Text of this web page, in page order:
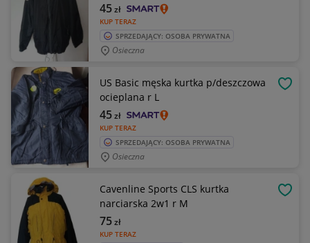
KUP TERAZ
45zł
SPRZEDAJĄCY: OSOBA PRYWATNA
Osieczna
US Basic męska kurtka p/deszczowa
ocieplana r L
KUP TERAZ
45zł
SPRZEDAJĄCY: OSOBA PRYWATNA
Osieczna
Cavenline Sports CLS kurtka
narciarska 2w1 r M
KUP TERAZ
75zł